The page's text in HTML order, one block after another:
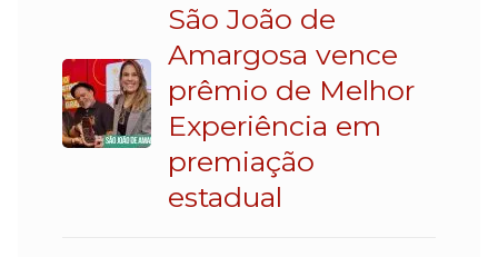
São João de
Amargosa vence
prêmio de Melhor
Experiência em
premiação
estadual